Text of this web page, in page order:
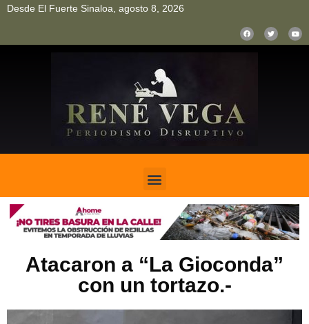
Desde El Fuerte Sinaloa, agosto 8, 2026
Atacaron a “La Gioconda”
con un tortazo.-